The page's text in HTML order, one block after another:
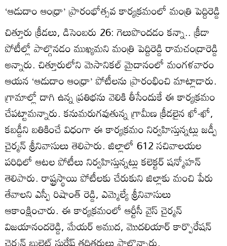
‘ఆడుదాం ఆంధ్రా’ ప్రారంభోత్సవ కార్యక్రమంలో మంత్రి పెద్దిరెడ్డి
చిత్తూరు క్రీడలు, డిసెంబరు 26: గెలుపొందడం కన్నా.. క్రీడా
పోటీల్లో పాల్గొనడం ముఖ్యమని మంత్రి పెద్దిరెడ్డి రామచంద్రారెడ్డి
అన్నారు. చిత్తూరులోని మెసానికల్‌ మైదానంలో మంగళవారం
ఆయన ‘ఆడుదాం ఆంధ్రా’ పోటీలను ప్రారంభించి మాట్లాడారు.
గ్రామాల్లో దాగి ఉన్న ప్రతిభను వెలికి తీసేందుకే ఈ కార్యక్రమం
చేపట్టామన్నారు. కనుమరుగవుతున్న గ్రామీణ క్రీడలైన ఖో-ఖో,
కబడ్డీని బతికించే విధంగా ఈ కార్యక్రమం నిర్వహిస్తున్నట్లు జడ్పీ
చైర్మన్‌ శ్రీనివాసులు తెలిపారు. జిల్లాలో 612 సచివాలయల
పరిధిలో ఆటల పోటీలు నిర్వహిస్తున్నట్లు కలెక్టర్‌ షన్మోహన్‌
తెలిపారు. రాష్ట్రస్థాయి పోటీలకు చేరుకుని జిల్లాకు మంచి పేరు
తేవాలని ఎస్పీ రిషాంత్‌ రెడ్డి, ఎమ్మెల్యే శ్రీనివాసులు
ఆకాంక్షించారు. ఈ కార్యక్రమంలో ఆర్టీసీ వైస్‌ చైర్మన్‌
విజయానందరెడ్డి, మేయర్‌ అముద, మొదలియార్‌ కార్పొరేషన్‌